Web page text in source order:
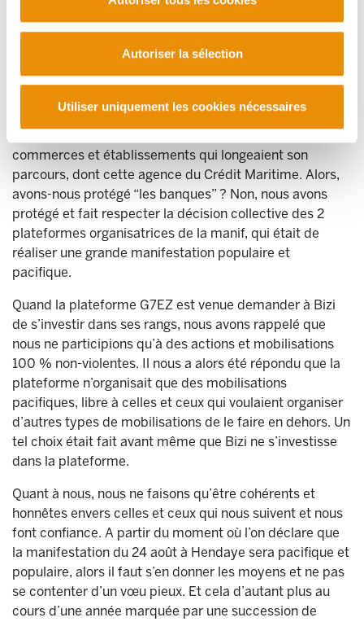
Autoriser la sélection
Utiliser uniquement les cookies nécessaires
l’assume pleinement. Nous avons dû fournir un tiers des
300 membres de ce service de médiation et une bonne
partie de l’encadrement. Nous n’étions pas les seuls, loin
de là, et diverses organisations basques notamment, de
ont activement contribué. Ce service de médiation était
commerces et établissements qui longeaient son
parcours, dont cette agence du Crédit Maritime. Alors,
avons-nous protégé “les banques” ? Non, nous avons
protégé et fait respecter la décision collective des 2
plateformes organisatrices de la manif, qui était de
réaliser une grande manifestation populaire et
pacifique.
Quand la plateforme G7EZ est venue demander à Bizi
de s’investir dans ses rangs, nous avons rappelé que
nous ne participions qu’à des actions et mobilisations
100 % non-violentes. Il nous a alors été répondu que la
plateforme n’organisait que des mobilisations
pacifiques, libre à celles et ceux qui voulaient organiser
d’autres types de mobilisations de le faire en dehors. Un
tel choix était fait avant même que Bizi ne s’investisse
dans la plateforme.
Quant à nous, nous ne faisons qu’être cohérents et
honnêtes envers celles et ceux qui nous suivent et nous
font confiance. A partir du moment où l’on déclare que
la manifestation du 24 août à Hendaye sera pacifique et
populaire, alors il faut s’en donner les moyens et ne pas
se contenter d’un vœu pieux. Et cela d’autant plus au
cours d’une année marquée par une succession de